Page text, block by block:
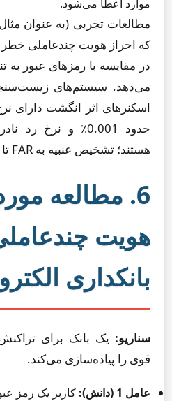
موارد اعطا می‌شود.
که احراز هویت چندعاملی
می‌دهد. سیستم‌های
هستند؛ تشخیص عنبیه به FAR تا 0.0001٪ دست می‌یابد.
6. مطالعه
هویت
بانکداری
سناریو: یک بانک برای
قوی را پیاده‌سازی می‌کند.
عامل 1 (دانش):
کاربر یک رمز